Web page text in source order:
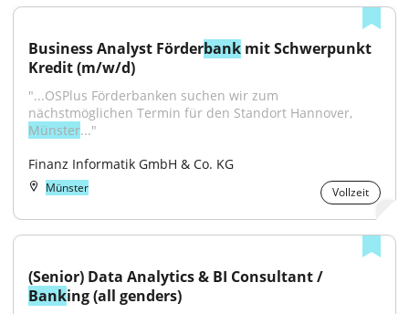
Business Analyst Förderbank mit Schwerpunkt
Kredit (m/w/d)
"...OSPlus Förderbanken suchen wir zum
Münster..."
Finanz Informatik GmbH & Co. KG
Münster Vollzeit
Banking (all genders)